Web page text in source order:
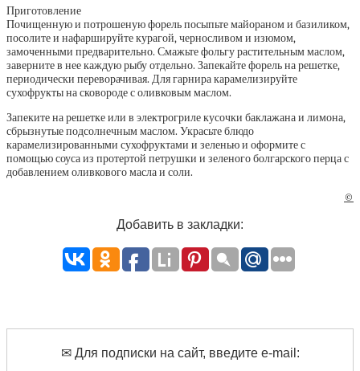
Приготовление
Почищенную и потрошеную форель посыпьте майораном и базиликом,
посолите и нафаршируйте курагой, черносливом и изюмом,
замоченными предварительно. Смажьте фольгу растительным маслом,
заверните в нее каждую рыбу отдельно. Запекайте форель на решетке,
периодически переворачивая. Для гарнира карамелизируйте
сухофрукты на сковороде с оливковым маслом.
Запеките на решетке или в электрогриле кусочки баклажана и лимона,
сбрызнутые подсолнечным маслом. Украсьте блюдо
карамелизированными сухофруктами и зеленью и оформите с
помощью соуса из протертой петрушки и зеленого болгарского перца с
добавлением оливкового масла и соли.
©
Добавить в закладки:
✉ Для подписки на сайт, введите e-mail: